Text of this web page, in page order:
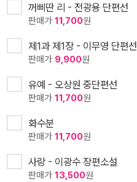
꺼삐딴 리 - 전광용 단편선
판매가 11,700원
제1과 제1장 - 이무영 단편선
판매가 9,900원
유예 - 오상원 중단편선
판매가 11,700원
화수분
판매가 11,700원
사랑 - 이광수 장편소설
판매가 13,500원